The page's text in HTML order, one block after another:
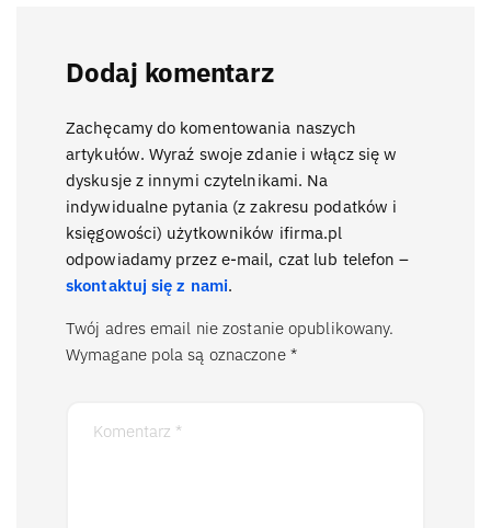
Dodaj komentarz
Zachęcamy do komentowania naszych
artykułów. Wyraź swoje zdanie i włącz się w
dyskusje z innymi czytelnikami. Na
indywidualne pytania (z zakresu podatków i
księgowości) użytkowników ifirma.pl
odpowiadamy przez e-mail, czat lub telefon –
skontaktuj się z nami.
Twój adres email nie zostanie opublikowany.
Wymagane pola są oznaczone *